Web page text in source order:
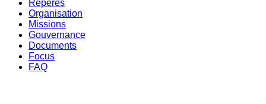
Repères
Organisation
Missions
Gouvernance
Documents
Focus
FAQ